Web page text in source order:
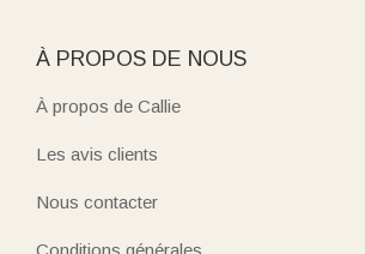
À PROPOS DE NOUS
À propos de Callie
Les avis clients
Nous contacter